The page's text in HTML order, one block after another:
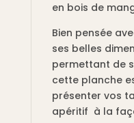
en bois de
Bien pensée
ses belles
permettant de
cette planche
présenter vos
apéritif à la